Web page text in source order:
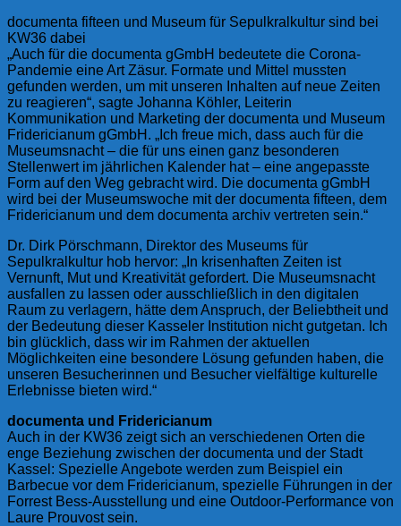
documenta fifteen und Museum für Sepulkralkultur sind bei
KW36 dabei
„Auch für die documenta gGmbH bedeutete die Corona-
Pandemie eine Art Zäsur. Formate und Mittel mussten
gefunden werden, um mit unseren Inhalten auf neue Zeiten
zu reagieren“, sagte Johanna Köhler, Leiterin
Kommunikation und Marketing der documenta und Museum
Fridericianum gGmbH. „Ich freue mich, dass auch für die
Museumsnacht – die für uns einen ganz besonderen
Stellenwert im jährlichen Kalender hat – eine angepasste
Form auf den Weg gebracht wird. Die documenta gGmbH
wird bei der Museumswoche mit der documenta fifteen, dem
Fridericianum und dem documenta archiv vertreten sein.“
Dr. Dirk Pörschmann, Direktor des Museums für
Sepulkralkultur hob hervor: „In krisenhaften Zeiten ist
Vernunft, Mut und Kreativität gefordert. Die Museumsnacht
ausfallen zu lassen oder ausschließlich in den digitalen
Raum zu verlagern, hätte dem Anspruch, der Beliebtheit und
der Bedeutung dieser Kasseler Institution nicht gutgetan. Ich
bin glücklich, dass wir im Rahmen der aktuellen
Möglichkeiten eine besondere Lösung gefunden haben, die
unseren Besucherinnen und Besucher vielfältige kulturelle
Erlebnisse bieten wird.“
documenta und Fridericianum
Auch in der KW36 zeigt sich an verschiedenen Orten die
enge Beziehung zwischen der documenta und der Stadt
Kassel: Spezielle Angebote werden zum Beispiel ein
Barbecue vor dem Fridericianum, spezielle Führungen in der
Forrest Bess-Ausstellung und eine Outdoor-Performance von
Laure Prouvost sein.